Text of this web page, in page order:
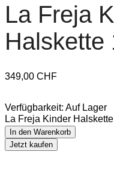
La Freja
Halskette
349,00 CHF
Verfügbarkeit: Auf Lager
La Freja Kinder
In den Warenkorb
Jetzt kaufen